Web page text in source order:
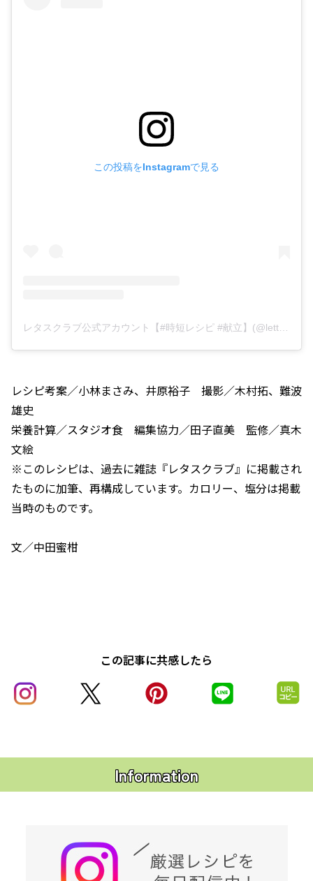
この投稿をInstagramで見る
レシピ考案／小林まさみ、井原裕子 撮影／木村拓、難波
雄史
栄養計算／スタジオ食 編集協力／田子直美 監修／真木
文絵
※このレシピは、過去に雑誌『レタスクラブ』に掲載され
たものに加筆、再構成しています。カロリー、塩分は掲載
当時のものです。
文／中田蜜柑
この記事に共感したら
Information